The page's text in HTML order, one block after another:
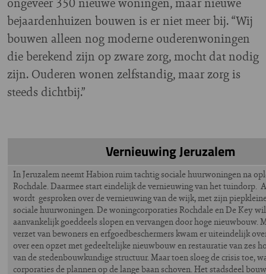
bejaardenhuizen bouwen is er niet meer bij. “Wij
bouwen alleen nog moderne ouderenwoningen
die berekend zijn op zware zorg, mocht dat nodig
zijn. Ouderen wonen zelfstandig, maar zorg is
steeds dichtbij.”
Vernieuwing Jeruzalem
In Jeruzalem neemt Habion ruim tachtig sociale huurwoningen na
Rochdale. Daarmee start eindelijk de vernieuwing van het tuindorp.
wordt gesproken over de vernieuwing van de wijk, met zijn
sociale huurwoningen. De woningcorporaties Rochdale en De Key
aanvankelijk goeddeels slopen en vervangen door hoge nieuwbouw.
verzet van bewoners en erfgoedbeschermers kwam er uiteindelijk
over een opzet met gedeeltelijke nieuwbouw en restauratie van zes
van de stedenbouwkundige structuur. Maar toen sloeg de crisis toe,
corporaties de plannen op de lange baan schoven. Het stadsdeel